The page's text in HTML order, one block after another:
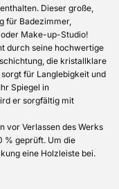
Dieser große,
für Badezimmer,
oder Make-up-Studio!
durch seine hochwertige
die kristallklare
für Langlebigkeit und
Spiegel in
er sorgfältig mit
vor Verlassen des Werks
% geprüft. Um die
eine Holzleiste bei.